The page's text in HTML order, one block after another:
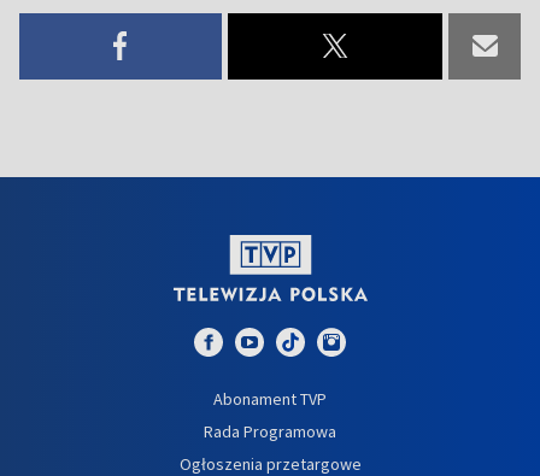
Abonament TVP
Rada Programowa
Ogłoszenia przetargowe